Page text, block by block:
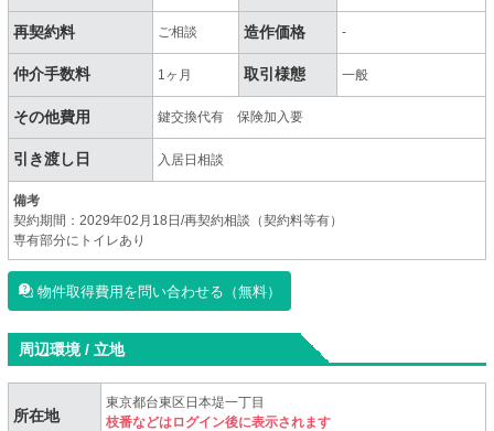
再契約料 ご相談 造作価格 -
仲介手数料 1ヶ月 取引様態 一般
その他費用 鍵交換代有 保険加入要
引き渡し日 入居日相談
備考
契約期間：2029年02月18日/再契約相談（契約料等有）
専有部分にトイレあり
物件取得費用を問い合わせる（無料）
周辺環境 / 立地
所在地
東京都台東区日本堤一丁目
枝番などはログイン後に表示されます